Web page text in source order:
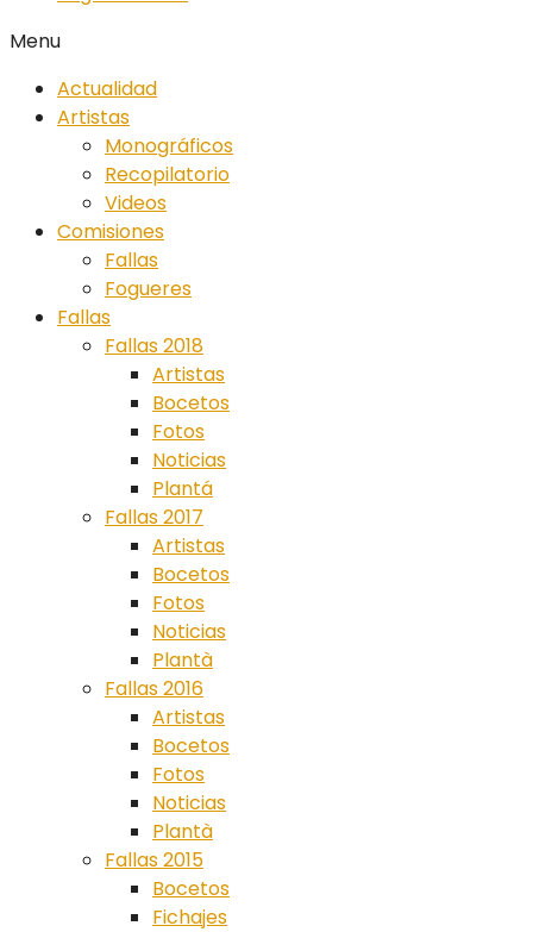
Menu
Actualidad
Artistas
Monográficos
Recopilatorio
Videos
Comisiones
Fallas
Fogueres
Fallas
Fallas 2018
Artistas
Bocetos
Fotos
Noticias
Plantá
Fallas 2017
Artistas
Bocetos
Fotos
Noticias
Plantà
Fallas 2016
Artistas
Bocetos
Fotos
Noticias
Plantà
Fallas 2015
Bocetos
Fichajes